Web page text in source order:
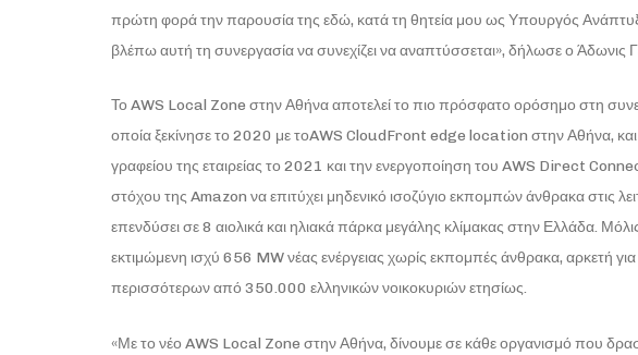
πρώτη φορά την παρουσία της εδώ, κατά τη θητεία μου ως Υπουργός
βλέπω αυτή τη συνεργασία να συνεχίζει να αναπτύσσεται», δήλωσε ο Άδωνις
Το AWS Local Zone στην Αθήνα αποτελεί το πιο πρόσφατο ορόσημο στη
οποία ξεκίνησε το 2020 με τοAWS CloudFront edge location στην Αθήνα, και
γραφείου της εταιρείας το 2021 και την ενεργοποίηση του AWS Direct
στόχου της Amazon να επιτύχει μηδενικό ισοζύγιο εκπομπών άνθρακα στις
επενδύσει σε 8 αιολικά και ηλιακά πάρκα μεγάλης κλίμακας στην Ελλάδα.
εκτιμώμενη ισχύ 656 MW νέας ενέργειας χωρίς εκπομπές άνθρακα, αρκετή
περισσότερων από 350.000 ελληνικών νοικοκυριών ετησίως.
«Με το νέο AWS Local Zone στην Αθήνα, δίνουμε σε κάθε οργανισμό που